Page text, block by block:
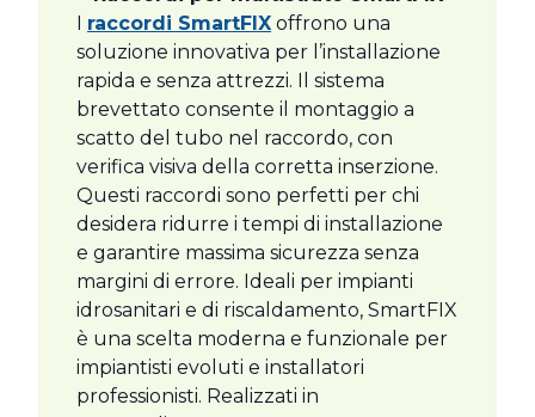
I raccordi SmartFIX offrono una
soluzione innovativa per l’installazione
rapida e senza attrezzi. Il sistema
brevettato consente il montaggio a
scatto del tubo nel raccordo, con
verifica visiva della corretta inserzione.
Questi raccordi sono perfetti per chi
desidera ridurre i tempi di installazione
e garantire massima sicurezza senza
margini di errore. Ideali per impianti
idrosanitari e di riscaldamento, SmartFIX
è una scelta moderna e funzionale per
impiantisti evoluti e installatori
professionisti. Realizzati in